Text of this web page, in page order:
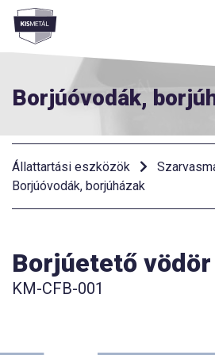
Menü
Borjúóvodák,
Állattartási eszközök
Borjúóvodák, borjúházak
Borjúetető vödör
KM-CFB-001